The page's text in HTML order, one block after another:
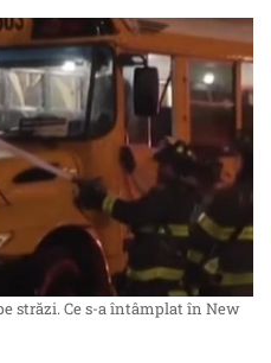
străzi. Ce s-a întâmplat în New